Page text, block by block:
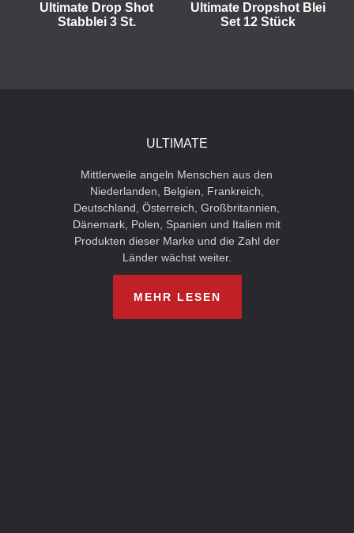
Ultimate Drop Shot
Stabblei 3 St.
Ultimate Dropshot Blei
Set 12 Stück
ULTIMATE
Mittlerweile angeln Menschen aus den
Niederlanden, Belgien, Frankreich,
Deutschland, Österreich, Großbritannien,
Dänemark, Polen, Spanien und Italien mit
Produkten dieser Marke und die Zahl der
Länder wächst weiter.
MEHR LESEN